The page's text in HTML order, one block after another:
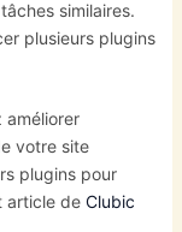
similaires.
plusieurs plugins
améliorer
votre site
plugins pour
article de Clubic